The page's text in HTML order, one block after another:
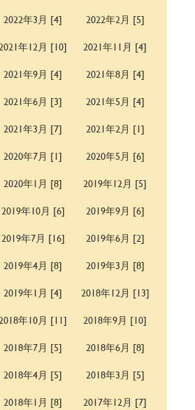
2022年3月 [4]
2022年2月 [5]
年12月 [10]
2021年11月 [4]
2021年9月 [4]
2021年8月 [4]
2021年6月 [3]
2021年5月 [4]
2021年3月 [7]
2021年2月 [1]
2020年7月 [1]
2020年5月 [6]
2020年1月 [8]
2019年12月 [5]
2019年10月 [6]
2019年9月 [6]
2019年7月 [16]
2019年6月 [2]
2019年4月 [8]
2019年3月 [8]
2019年1月 [4]
2018年12月 [13]
年10月 [11]
2018年9月 [10]
2018年7月 [5]
2018年6月 [8]
2018年4月 [5]
2018年3月 [5]
2018年1月 [8]
2017年12月 [7]